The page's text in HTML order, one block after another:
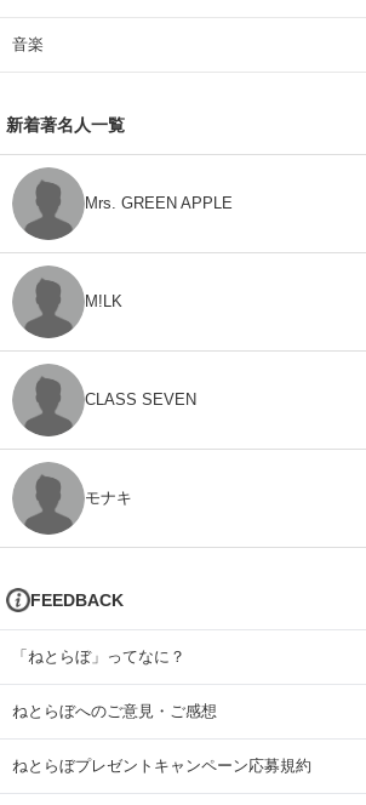
音楽
新着著名人一覧
Mrs. GREEN APPLE
M!LK
CLASS SEVEN
モナキ
FEEDBACK
「ねとらぼ」ってなに？
ねとらぼへのご意見・ご感想
ねとらぼプレゼントキャンペーン応募規約